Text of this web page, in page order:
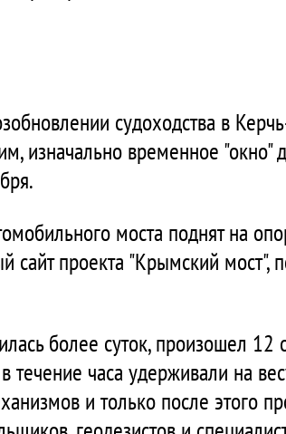
судоходства в
изначально временное "окно"
моста поднят на
проекта "Крымский мост",
более суток, произошел 12
часа удерживали на
и только после этого